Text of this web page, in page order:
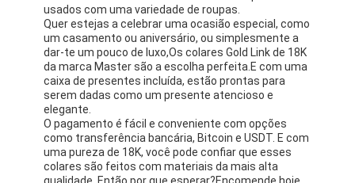
Van Cleef Arpels
Costume mais cartier
usados com uma variedade de roupas.
Quer estejas a celebrar uma ocasião especial, como
um casamento ou aniversário, ou simplesmente a
dar-te um pouco de luxo,Os colares Gold Link de 18K
da marca Master são a escolha perfeita.E com uma
caixa de presentes incluída, estão prontas para
serem dadas como um presente atencioso e
elegante.
O pagamento é fácil e conveniente com opções
como transferência bancária, Bitcoin e USDT. E com
uma pureza de 18K, você pode confiar que esses
colares são feitos com materiais da mais alta